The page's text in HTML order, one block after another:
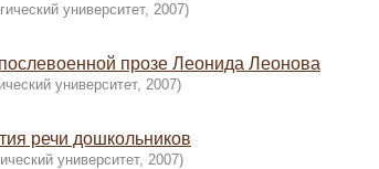
университет, 2007)
прозе Леонида Леонова
университет, 2007)
речи дошкольников
университет, 2007)